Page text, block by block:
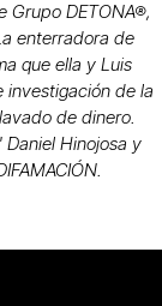
Grupo DETONA®,
enterradora de
que ella y Luis
investigación de la
de dinero.
Hinojosa y